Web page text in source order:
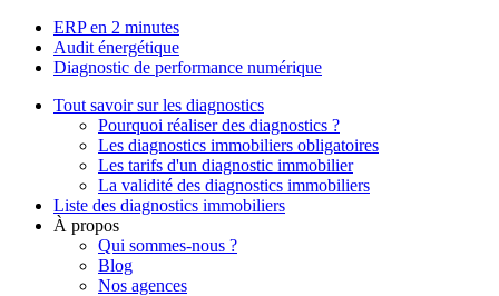
ERP en 2 minutes
Audit énergétique
Diagnostic de performance numérique
Tout savoir sur les diagnostics
Pourquoi réaliser des diagnostics ?
Les diagnostics immobiliers obligatoires
Les tarifs d'un diagnostic immobilier
La validité des diagnostics immobiliers
Liste des diagnostics immobiliers
À propos
Qui sommes-nous ?
Blog
Nos agences